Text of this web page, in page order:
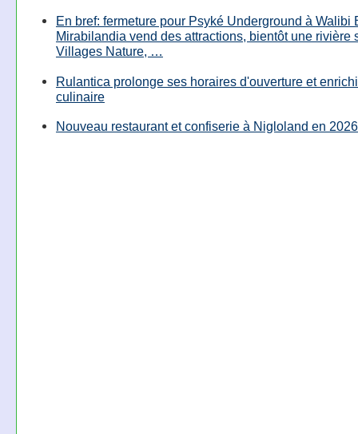
En bref: fermeture pour Psyké Underground à Walibi
Mirabilandia vend des attractions, bientôt une rivière
Villages Nature, …
Rulantica prolonge ses horaires d'ouverture et
culinaire
Nouveau restaurant et confiserie à Nigloland en 2026